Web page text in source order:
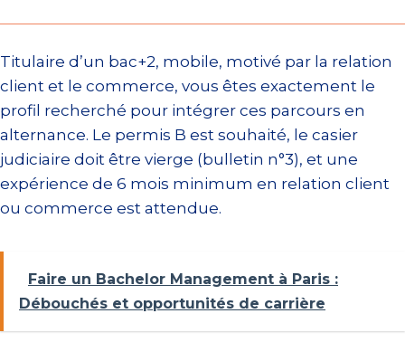
Titulaire d’un bac+2, mobile, motivé par la relation
client et le commerce, vous êtes exactement le
profil recherché pour intégrer ces parcours en
alternance. Le permis B est souhaité, le casier
judiciaire doit être vierge (bulletin n°3), et une
expérience de 6 mois minimum en relation client
ou commerce est attendue.
Faire un Bachelor Management à Paris :
Débouchés et opportunités de carrière